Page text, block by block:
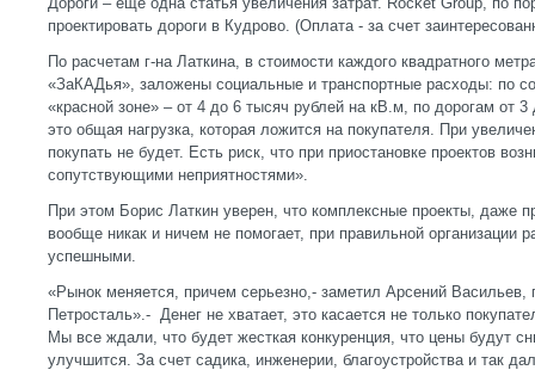
проектировать дороги в Кудрово. (Оплата - за счет
По расчетам г-на Латкина, в стоимости каждого квадратного
«ЗаКАДья», заложены социальные и транспортные расходы: по
«красной зоне» – от 4 до 6 тысяч рублей на кВ.м, по дорогам от
это общая нагрузка, которая ложится на покупателя. При
покупать не будет. Есть риск, что при приостановке проектов
сопутствующими неприятностями».
При этом Борис Латкин уверен, что комплексные проекты, даже
вообще никак и ничем не помогает, при правильной организации
успешными.
«Рынок меняется, причем серьезно,- заметил Арсений
Петросталь».- Денег не хватает, это касается не только
Мы все ждали, что будет жесткая конкуренция, что цены будут
улучшится. За счет садика, инженерии, благоустройства и так